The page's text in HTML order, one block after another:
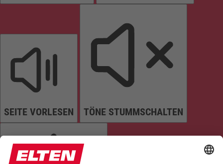
SEITE VORLESEN TÖNE STUMMSCHALTEN